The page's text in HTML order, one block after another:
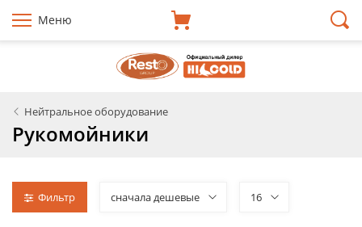
Меню
Нейтральное оборудование
Рукомойники
Фильтр сначала дешевые 16